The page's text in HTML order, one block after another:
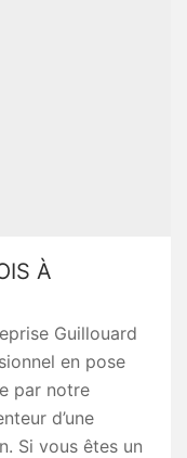
À
Guillouard
en pose
par notre
d’une
Si vous êtes un